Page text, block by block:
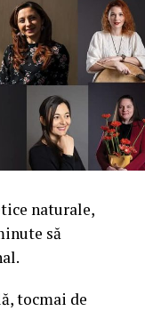
naturale,
să
tocmai de